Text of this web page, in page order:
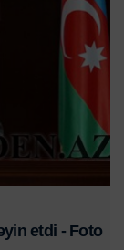
etdi - Foto